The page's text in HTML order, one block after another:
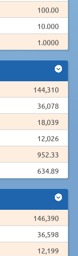
100.00
10.000
1.0000
144,310
36,078
18,039
12,026
952.33
634.89
146,390
36,598
12,199